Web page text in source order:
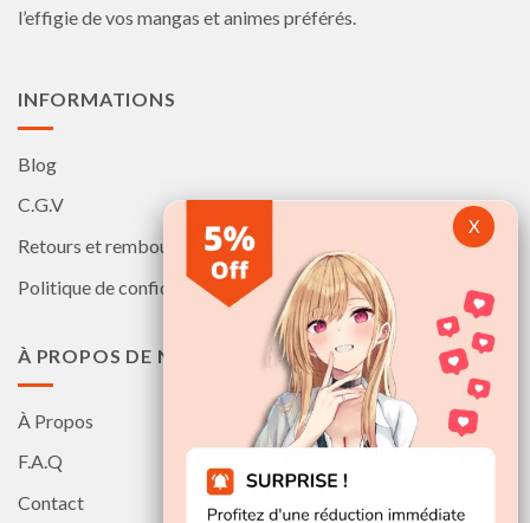
la
l’effigie de vos mangas et animes préférés.
INFORMATIONS
Blog
C.G.V
Retours et remboursements
Politique de confidentialité
À PROPOS DE NOUS
À Propos
F.A.Q
Contact